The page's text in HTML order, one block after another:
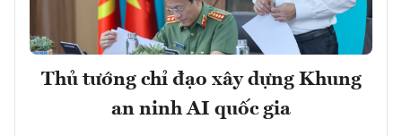
Thủ tướng chỉ đạo xây dựng Khung
an ninh AI quốc gia